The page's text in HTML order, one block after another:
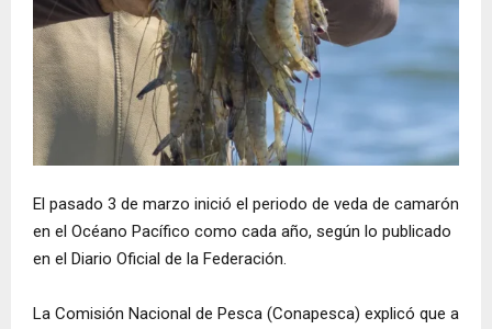
El pasado 3 de marzo inició el periodo de veda de camarón
en el Océano Pacífico como cada año, según lo publicado
en el Diario Oficial de la Federación.
La Comisión Nacional de Pesca (Conapesca) explicó que a